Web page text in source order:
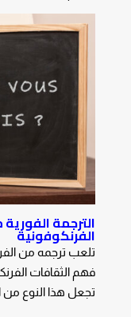
الترجمة
الفرنكوفونية
تلعب ترجمه من
فهم الثقافات
تجعل هذا النوع من